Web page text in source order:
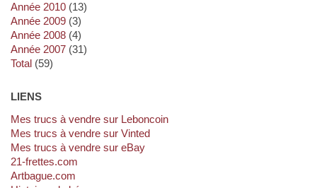
année 2010(13)
année 2009(3)
année 2008(4)
année 2007(31)
total (59)
LIENS
Mes trucs à vendre sur Leboncoin
Mes trucs à vendre sur Vinted
Mes trucs à vendre sur eBay
21-frettes.com
artbague.com